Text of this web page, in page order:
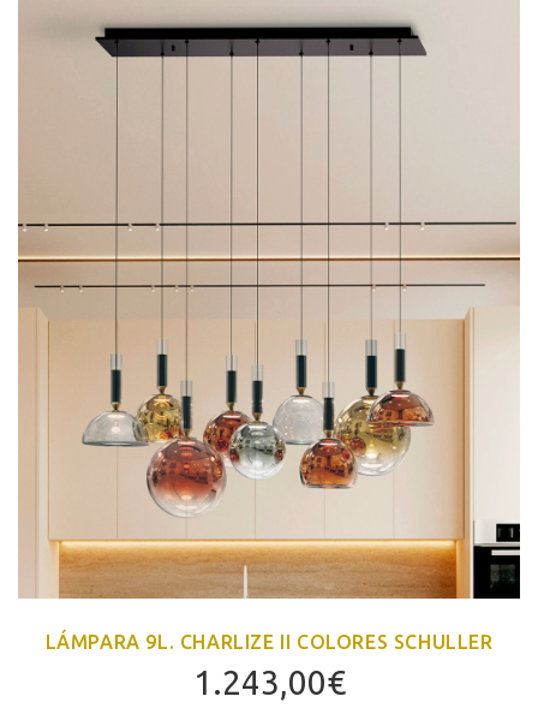
LÁMPARA 9L. CHARLIZE II COLORES SCHULLER
1.243,00€